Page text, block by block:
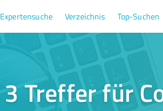
Expertensuche Verzeichnis Top-Suchen
3 Treffer für